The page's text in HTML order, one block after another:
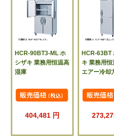
HCR-90BT3-ML ホ
シザキ 業務用恒温高
湿庫
404,481 円
HCR-63BT
キ 業務用
エアー冷却